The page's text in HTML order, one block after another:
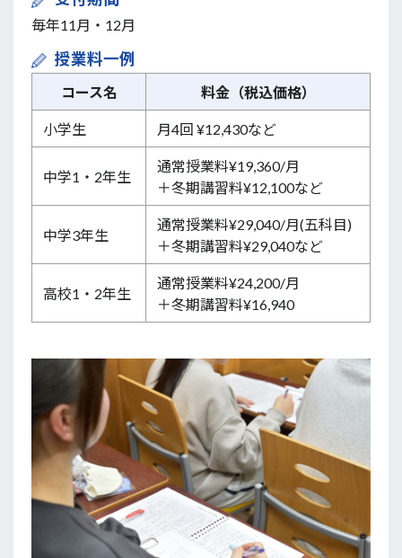
毎年11月・12月
授業料一例
コース名 料金（税込価格）
小学生 月4回 ¥12,430など
中学1・2年生
通常授業料¥19,360/月
＋冬期講習料¥12,100など
中学3年生
通常授業料¥29,040/月(五科目)
＋冬期講習料¥29,040など
高校1・2年生
通常授業料¥24,200/月
＋冬期講習料¥16,940